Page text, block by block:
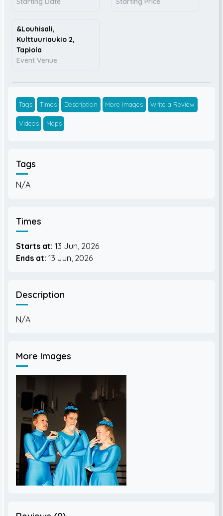
&Louhisali,
Kulttuuriaukio 2,
Tapiola
Event Venue
Tags Times Description More Images Write a Review
Videos Maps
Tags
N/A
Times
Starts at: 13 Jun, 2026
Ends at: 13 Jun, 2026
Description
More Images